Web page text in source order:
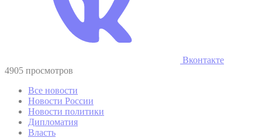
Вконтакте
4905 просмотров
Все новости
Новости России
Новости политики
Дипломатия
Власть